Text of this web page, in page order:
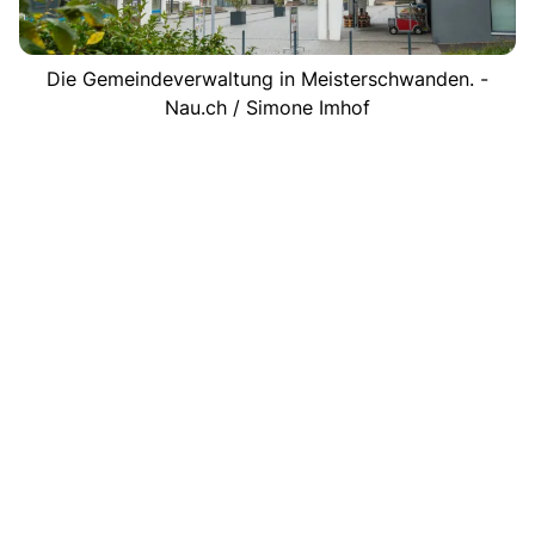
Die Gemeindeverwaltung in Meisterschwanden. -
Nau.ch / Simone Imhof